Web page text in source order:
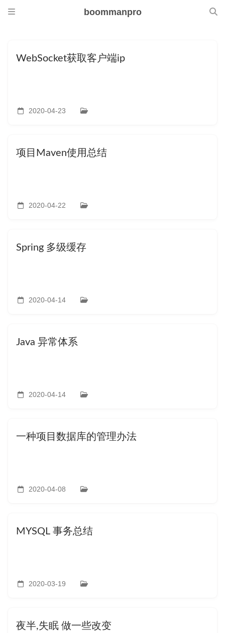
boommanpro
WebSocket获取客户端ip
2020-04-23
项目Maven使用总结
2020-04-22
Spring 多级缓存
2020-04-14
Java 异常体系
2020-04-14
一种项目数据库的管理办法
2020-04-08
MYSQL 事务总结
2020-03-19
夜半,失眠 做一些改变